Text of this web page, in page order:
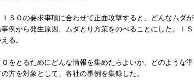
ＳＯの要求事項に合わせて正面攻撃すると、どんなムダが
例から発生原因、ムダとり方策をのべることにした。ＩＳ
る。
をとるためにどんな情報を集めたらよいか、どのような準
方を対象として、各社の事例を集録した。